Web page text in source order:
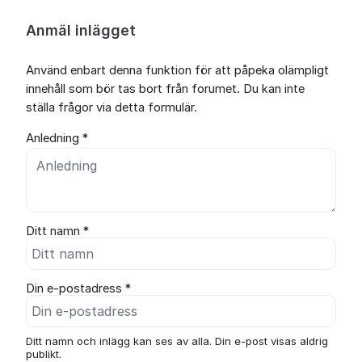
Anmäl inlägget
Använd enbart denna funktion för att påpeka olämpligt
innehåll som bör tas bort från forumet. Du kan inte
ställa frågor via detta formulär.
Anledning *
Ditt namn *
Din e-postadress *
Ditt namn och inlägg kan ses av alla. Din e-post visas aldrig
publikt.